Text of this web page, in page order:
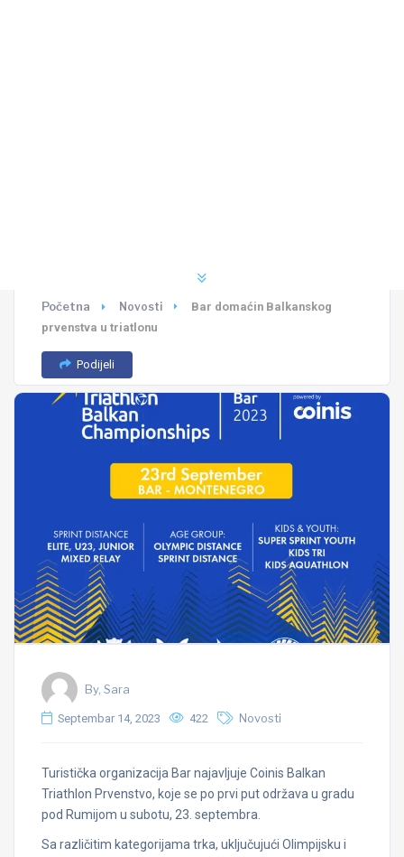
Početna Novosti
Bar domaćin Balkanskog
prvenstva u triatlonu
Podijeli
By, Sara
Septembar 14, 2023 422 Novosti
Turistička organizacija Bar najavljuje Coinis Balkan
Triathlon Prvenstvo, koje se po prvi put održava u gradu
pod Rumijom u subotu, 23. septembra.
Sa različitim kategorijama trka, uključujući Olimpijsku i